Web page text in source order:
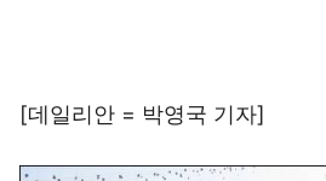
[데일리안 = 박영국 기자]